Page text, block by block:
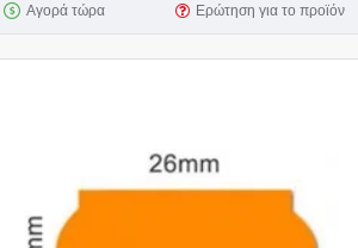
Αγορά τώρα Ερώτηση για το προϊόν